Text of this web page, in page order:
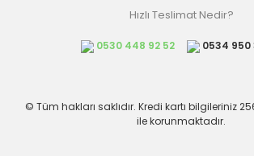
Hızlı Teslimat Nedir?
0530 448 92 52 0534 950
© Tüm hakları saklıdır. Kredi kartı bilgileriniz
ile korunmaktadır.